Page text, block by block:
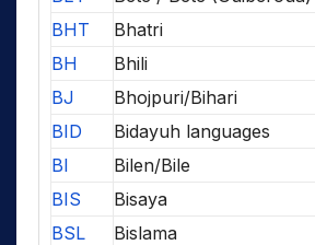
BHT
Bhatri
BH
Bhili
BJ
Bhojpuri/Bihari
BID
Bidayuh languages
BI
Bilen/Bile
BIS
Bisaya
BSL
Bislama